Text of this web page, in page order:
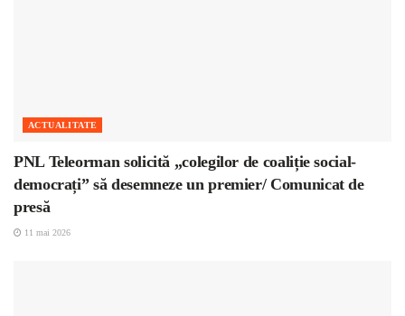
ACTUALITATE
PNL Teleorman solicită „colegilor de coaliție social-
democrați” să desemneze un premier/ Comunicat de
presă
11 mai 2026